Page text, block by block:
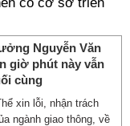
Nguyễn Văn
giờ phút này vẫn
cùng
xin lỗi, nhận trách
ngành giao thông, về